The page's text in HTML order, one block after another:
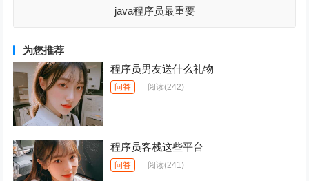
java程序员最重要
为您推荐
程序员男友送什么礼物
问答 阅读(242)
程序员客栈这些平台
问答 阅读(241)